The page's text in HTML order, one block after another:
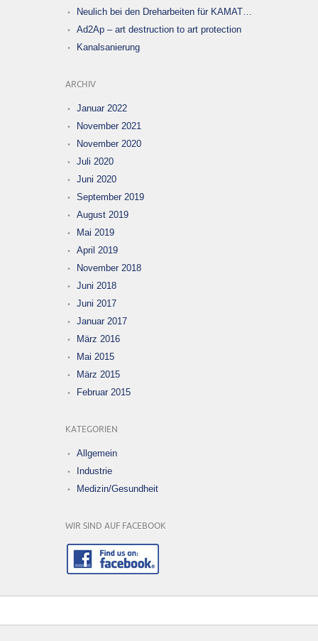
Neulich bei den Dreharbeiten für KAMAT…
Ad2Ap – art destruction to art protection
Kanalsanierung
ARCHIV
Januar 2022
November 2021
November 2020
Juli 2020
Juni 2020
September 2019
August 2019
Mai 2019
April 2019
November 2018
Juni 2018
Juni 2017
Januar 2017
März 2016
Mai 2015
März 2015
Februar 2015
KATEGORIEN
Allgemein
Industrie
Medizin/Gesundheit
WIR SIND AUF FACEBOOK